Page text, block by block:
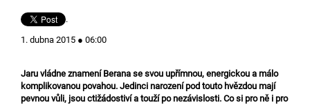
.
1. dubna 2015 ● 06:00
Jaru vládne znamení Berana se svou upřímnou, energickou a málo
komplikovanou povahou. Jedinci narození pod touto hvězdou mají
pevnou vůli, jsou ctižádostiví a touží po nezávislosti. Co si pro ně i pro